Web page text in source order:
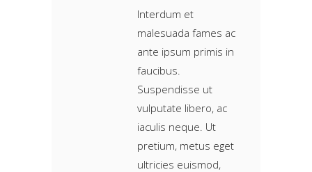
Interdum et
malesuada fames ac
ante ipsum primis in
faucibus.
Suspendisse ut
vulputate libero, ac
iaculis neque. Ut
pretium, metus eget
ultricies euismod,